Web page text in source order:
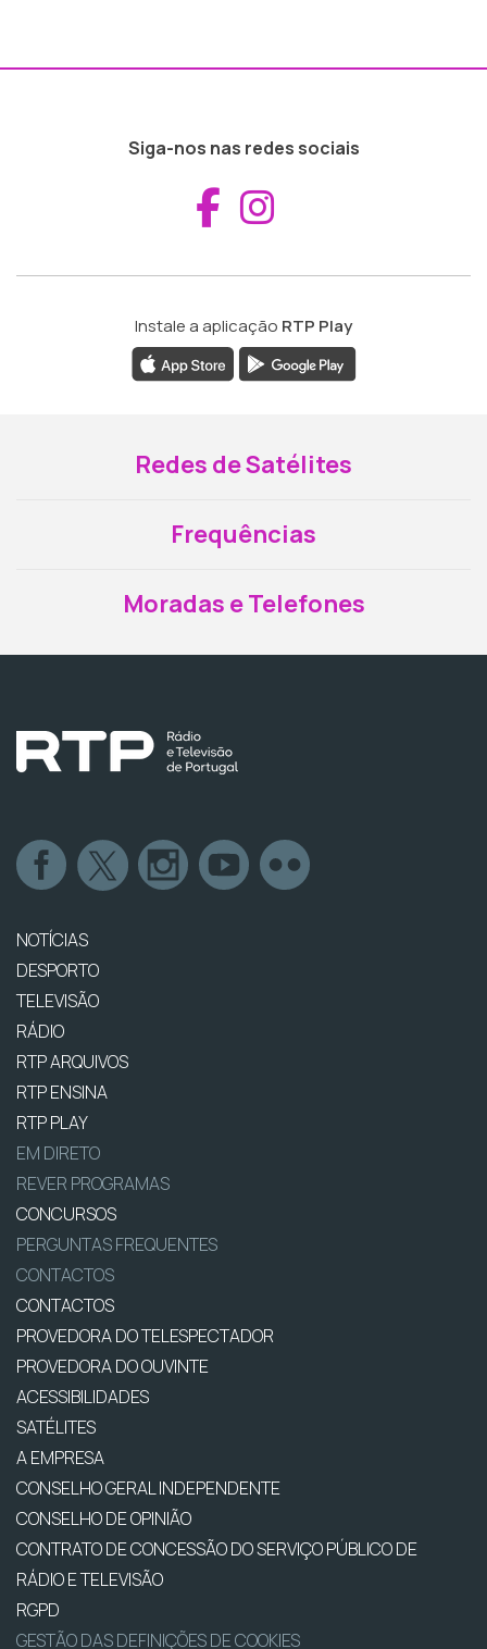
Siga-nos nas redes sociais
Aceder ao
Instale a aplicação RTP Play
Redes de Satélites
Frequências
Moradas e Telefones
NOTÍCIAS
DESPORTO
TELEVISÃO
RÁDIO
RTP ARQUIVOS
RTP ENSINA
RTP PLAY
EM DIRETO
REVER PROGRAMAS
CONCURSOS
PERGUNTAS FREQUENTES
CONTACTOS
CONTACTOS
PROVEDORA DO TELESPECTADOR
PROVEDORA DO OUVINTE
ACESSIBILIDADES
SATÉLITES
A EMPRESA
CONSELHO GERAL INDEPENDENTE
CONSELHO DE OPINIÃO
CONTRATO DE CONCESSÃO DO SERVIÇO PÚBLICO DE
RÁDIO E TELEVISÃO
RGPD
GESTÃO DAS DEFINIÇÕES DE COOKIES